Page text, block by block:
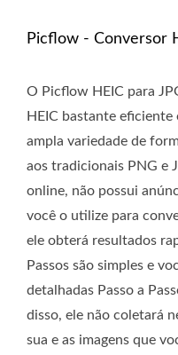
Picflow - Conversor
O Picflow HEIC para
HEIC bastante
ampla variedade de
aos tradicionais PNG e
online, não possui
você o utilize para
ele obterá resultados
Passos são simples e
detalhadas Passo a
disso, ele não coletará
sua e as imagens que